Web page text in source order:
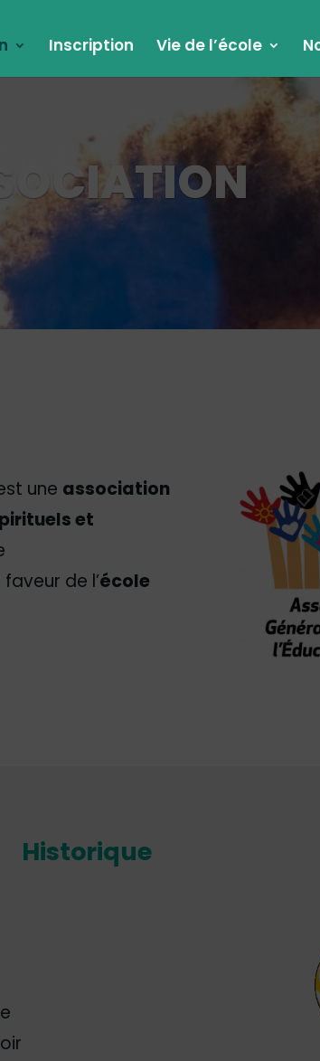
Inscription Vie de l’école
une association
et
de l’école
Historique